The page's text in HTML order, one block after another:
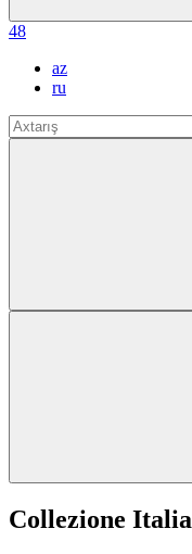
48
az
ru
Collezione Italia